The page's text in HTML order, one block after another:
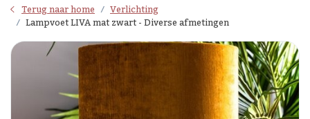
Terug naar home Verlichting
Lampvoet LIVA mat zwart - Diverse afmetingen